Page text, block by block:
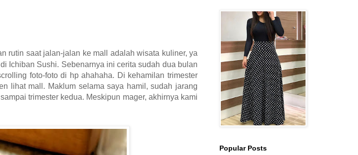
rutin saat jalan-jalan ke mall adalah wisata kuliner, ya
Ichiban Sushi. Sebenarnya ini cerita sudah dua bulan
foto-foto di hp ahahaha. Di kehamilan trimester
lihat mall. Maklum selama saya hamil, sudah jarang
trimester kedua. Meskipun mager, akhirnya kami
Popular Posts